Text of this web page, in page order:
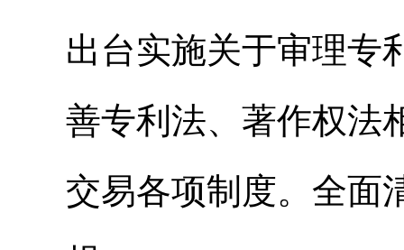
出台实施关于审理专
善专利法、著作权法
交易各项制度。全面